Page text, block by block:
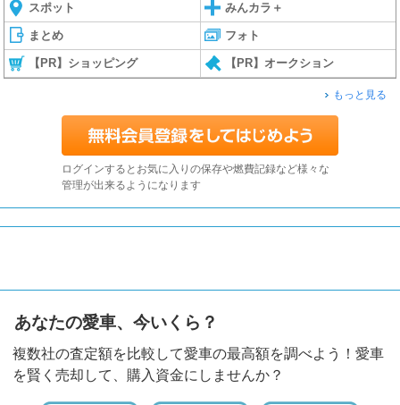
スポット みんカラ＋
まとめ フォト
【PR】ショッピング 【PR】オークション
もっと見る
ログインするとお気に入りの保存や燃費記録など様々な
管理が出来るようになります
あなたの愛車、今いくら？
複数社の査定額を比較して愛車の最高額を調べよう！愛車
を賢く売却して、購入資金にしませんか？